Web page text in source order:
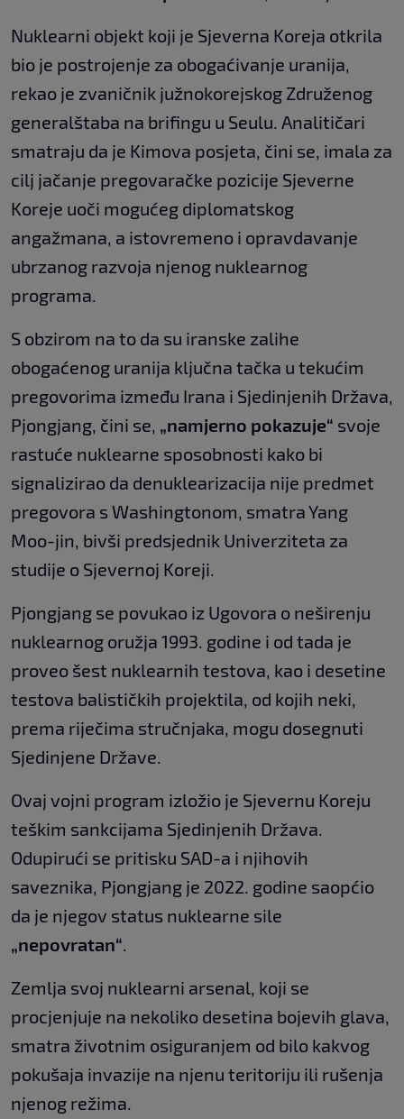
Nuklearni objekt koji je Sjeverna Koreja otkrila
bio je postrojenje za obogaćivanje uranija,
rekao je zvaničnik južnokorejskog Združenog
generalštaba na brifingu u Seulu. Analitičari
smatraju da je Kimova posjeta, čini se, imala za
cilj jačanje pregovaračke pozicije Sjeverne
Koreje uoči mogućeg diplomatskog
angažmana, a istovremeno i opravdavanje
ubrzanog razvoja njenog nuklearnog
programa.
S obzirom na to da su iranske zalihe
obogaćenog uranija ključna tačka u tekućim
pregovorima između Irana i Sjedinjenih Država,
Pjongjang, čini se, „namjerno pokazuje“ svoje
rastuće nuklearne sposobnosti kako bi
signalizirao da denuklearizacija nije predmet
pregovora s Washingtonom, smatra Yang
Moo-jin, bivši predsjednik Univerziteta za
studije o Sjevernoj Koreji.
Pjongjang se povukao iz Ugovora o neširenju
nuklearnog oružja 1993. godine i od tada je
proveo šest nuklearnih testova, kao i desetine
testova balističkih projektila, od kojih neki,
prema riječima stručnjaka, mogu dosegnuti
Sjedinjene Države.
Ovaj vojni program izložio je Sjevernu Koreju
teškim sankcijama Sjedinjenih Država.
Odupirući se pritisku SAD-a i njihovih
saveznika, Pjongjang je 2022. godine saopćio
da je njegov status nuklearne sile
„nepovratan“.
Zemlja svoj nuklearni arsenal, koji se
procjenjuje na nekoliko desetina bojevih glava,
smatra životnim osiguranjem od bilo kakvog
pokušaja invazije na njenu teritoriju ili rušenja
njenog režima.